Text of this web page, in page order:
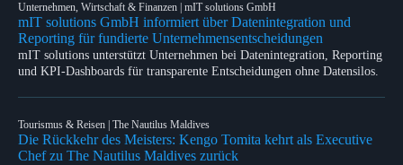
Unternehmen, Wirtschaft & Finanzen | mIT solutions GmbH
mIT solutions GmbH informiert über Datenintegration und
Reporting für fundierte Unternehmensentscheidungen
mIT solutions unterstützt Unternehmen bei Datenintegration, Reporting
und KPI-Dashboards für transparente Entscheidungen ohne Datensilos.
Tourismus & Reisen | The Nautilus Maldives
Die Rückkehr des Meisters: Kengo Tomita kehrt als Executive
Chef zu The Nautilus Maldives zurück